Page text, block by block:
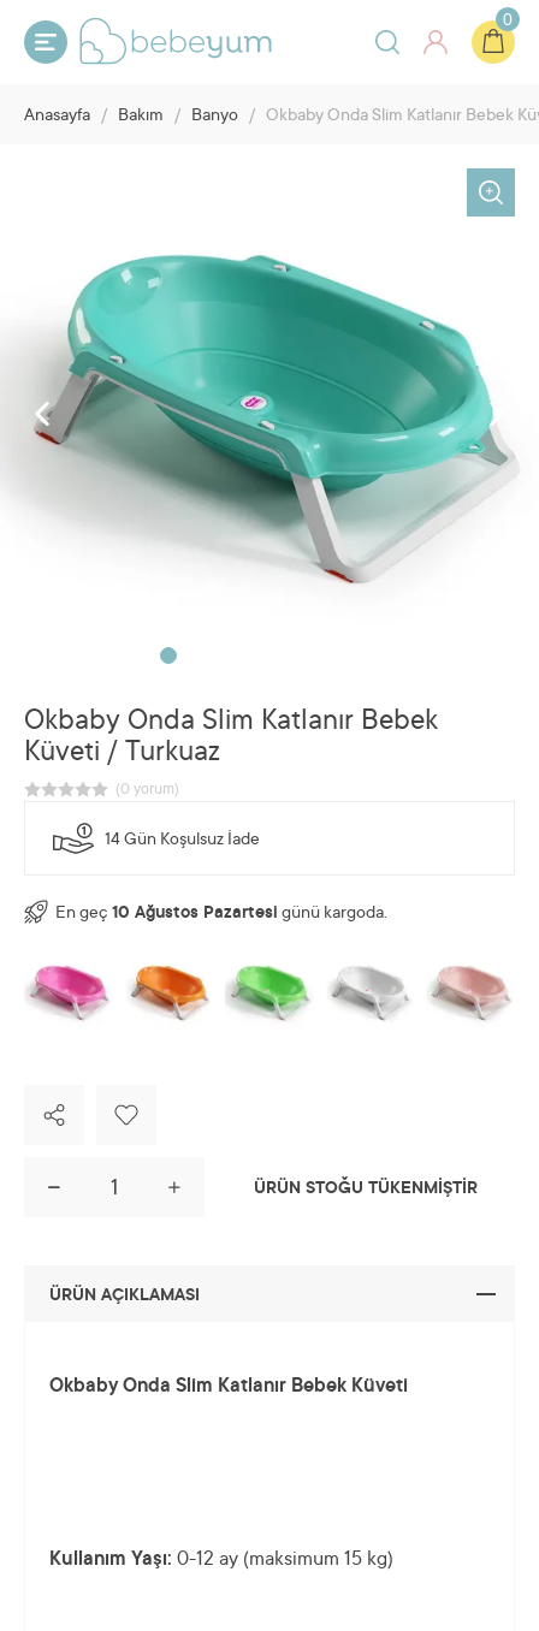
0
Anasayfa / Bakım / Banyo / Okbaby Onda Slim Katlanır Bebek
Okbaby Onda Slim Katlanır Bebek
Küveti / Turkuaz
14 Gün Koşulsuz İade
En geç 10 Ağustos Pazartesi günü kargoda.
ÜRÜN STOĞU TÜKENMİŞTİR
ÜRÜN AÇIKLAMASI
Okbaby Onda Slim Katlanır Bebek Küveti
Kullanım Yaşı: 0-12 ay (maksimum 15 kg)